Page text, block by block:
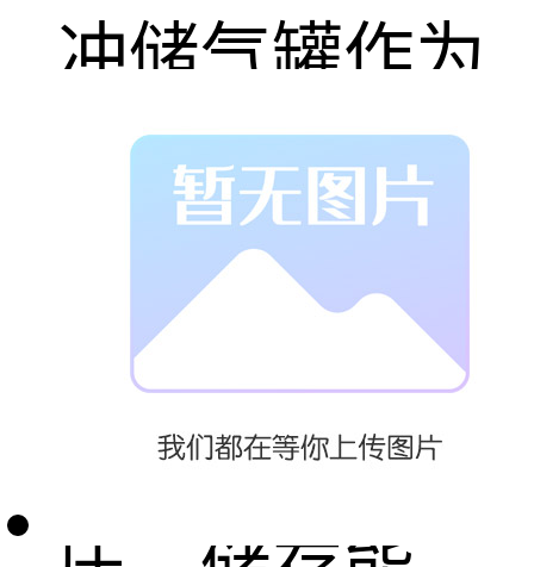
冲储气罐作为
压缩空气系统
中不可或缺的
关键设备，承
担着稳定气